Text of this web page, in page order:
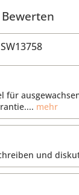
Bewerten
SW13758
für
mehr
und